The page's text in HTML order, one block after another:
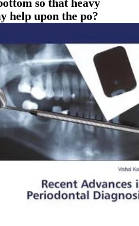
so that heavy
help upon the po?